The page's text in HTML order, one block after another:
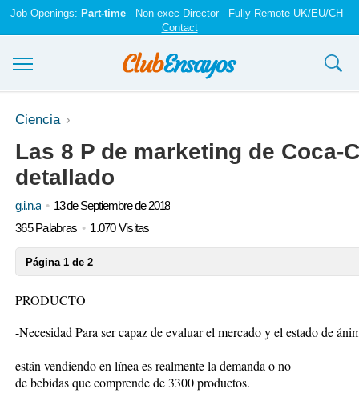
Job Openings: Part-time- Non-exec Director- Fully Remote UK/EU/CH -
Contact
Ensayos y trabajos
Registrarse
Iniciar sesión
Ciencia
Las 8 P de marketing de Coca-
detallado
g.i.n.a
13 de Septiembre de 2018
365 Palabras
1.070 Visitas
Página 1 de 2
PRODUCTO
-Necesidad Para ser capaz de evaluar el mercado y el estado de
están vendiendo en línea es realmente la demanda o no -
de bebidas que comprende de 3300 productos.